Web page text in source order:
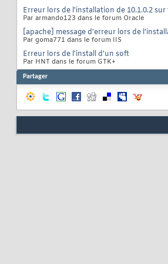
Erreur lors de l'installation de 10.1.0.2
Par armando123 dans le forum Oracle
[apache] message d'erreur lors de
Par goma771 dans le forum IIS
Erreur lors de l'install d'un soft
Par HNT dans le forum GTK+
Partager